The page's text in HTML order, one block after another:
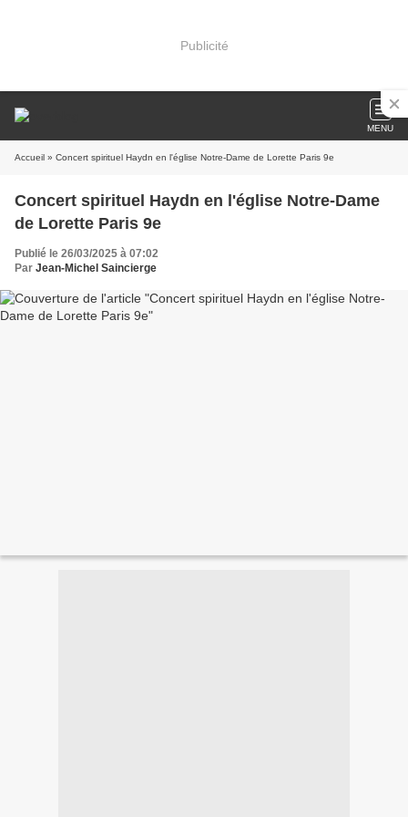
Publicité
MENU
Accueil » Concert spirituel Haydn en l'église Notre-Dame de Lorette Paris 9e
Concert spirituel Haydn en l'église Notre-Dame
de Lorette Paris 9e
Publié le 26/03/2025 à 07:02
Par Jean-Michel Saincierge